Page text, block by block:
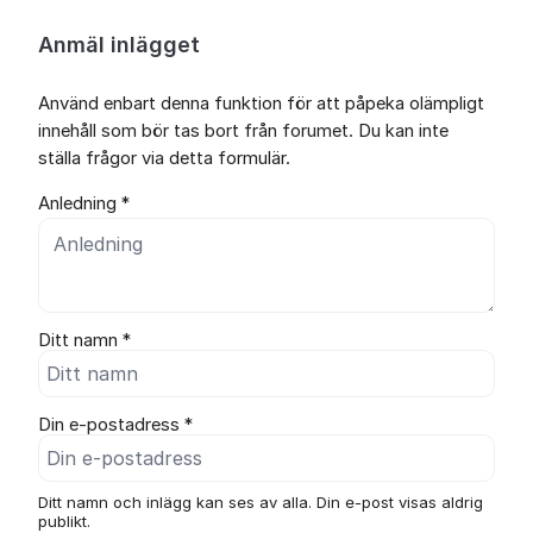
Anmäl inlägget
Använd enbart denna funktion för att påpeka olämpligt
innehåll som bör tas bort från forumet. Du kan inte
ställa frågor via detta formulär.
Anledning *
Ditt namn *
Din e-postadress *
Ditt namn och inlägg kan ses av alla. Din e-post visas aldrig
publikt.